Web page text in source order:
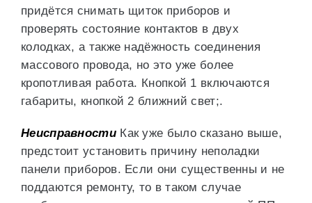
придётся снимать щиток приборов и
проверять состояние контактов в двух
колодках, а также надёжность соединения
массового провода, но это уже более
кропотливая работа. Кнопкой 1 включаются
габариты, кнопкой 2 ближний свет;.
НеисправностиКак уже было сказано выше,
предстоит установить причину неполадки
панели приборов. Если они существенны и не
поддаются ремонту, то в таком случае